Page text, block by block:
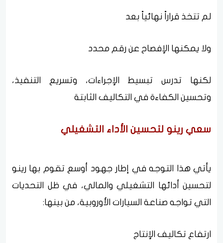
لم تتخذ قراراً نهائياً بعد
ولا يمكنها الإفصاح عن رقم محدد
لكنها تدرس تبسيط الإجراءات، وتسريع التنفيذ،
وتحسين الكفاءة في التكاليف الثابتة
سعي رينو لتحسين الأداء التشغيلي
يأتي هذا التوجه في إطار جهود أوسع تقوم بها رينو
لتحسين أدائها التشغيلي والمالي، في ظل التحديات
التي تواجه صناعة السيارات الأوروبية، من بينها:
ارتفاع تكاليف الإنتاج